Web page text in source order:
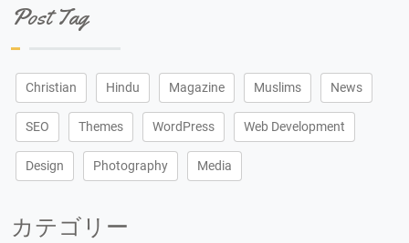
Post Tag
Christian Hindu Magazine Muslims News
SEO Themes WordPress Web Development
Design Photography Media
カテゴリー